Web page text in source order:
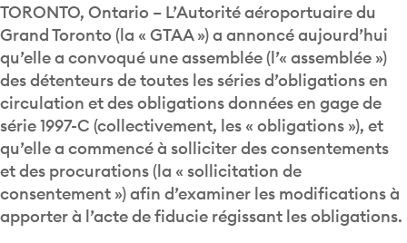
TORONTO, Ontario – L’Autorité aéroportuaire du
Grand Toronto (la « GTAA ») a annoncé aujourd’hui
qu’elle a convoqué une assemblée (l’« assemblée »)
des détenteurs de toutes les séries d’obligations en
circulation et des obligations données en gage de
série 1997-C (collectivement, les « obligations »), et
qu’elle a commencé à solliciter des consentements
et des procurations (la « sollicitation de
consentement ») afin d’examiner les modifications à
apporter à l’acte de fiducie régissant les obligations.